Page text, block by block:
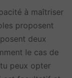
à maîtriser
proposent
deux
le cas de
peux opter